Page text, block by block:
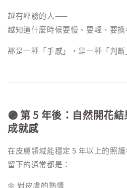
越有經驗的人——
越知道什麼時候要慢、要輕、要
那是一種「手感」，是一種「判斷
🟣 第 5 年後：自然開花
成就感
在皮膚領域能穩定 5 年以上的照護
留下的通常都是：
🌼 對皮膚的熱情